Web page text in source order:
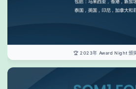
🏆 2023年 Award Night 颁